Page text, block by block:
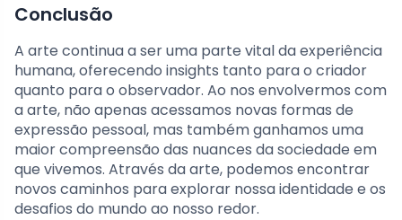
Conclusão
A arte continua a ser uma parte vital da experiência
humana, oferecendo insights tanto para o criador
quanto para o observador. Ao nos envolvermos com
a arte, não apenas acessamos novas formas de
expressão pessoal, mas também ganhamos uma
maior compreensão das nuances da sociedade em
que vivemos. Através da arte, podemos encontrar
novos caminhos para explorar nossa identidade e os
desafios do mundo ao nosso redor.